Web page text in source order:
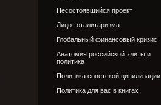
Несостоявшийся проект
Лицо тоталитаризма
Глобальный финансовый кризис
Анатомия российской элиты и
политика
Политика советской цивилизации
Политика для вас в книгах